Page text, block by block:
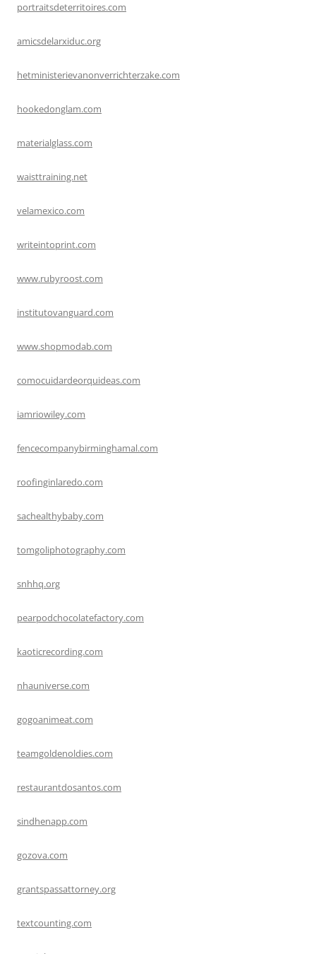
portraitsdeterritoires.com
amicsdelarxiduc.org
hetministerievanonverrichterzake.com
hookedonglam.com
materialglass.com
waisttraining.net
velamexico.com
writeintoprint.com
www.rubyroost.com
institutovanguard.com
www.shopmodab.com
comocuidardeorquideas.com
iamriowiley.com
fencecompanybirminghamal.com
roofinginlaredo.com
sachealthybaby.com
tomgoliphotography.com
snhhq.org
pearpodchocolatefactory.com
kaoticrecording.com
nhauniverse.com
gogoanimeat.com
teamgoldenoldies.com
restaurantdosantos.com
sindhenapp.com
gozova.com
grantspassattorney.org
textcounting.com